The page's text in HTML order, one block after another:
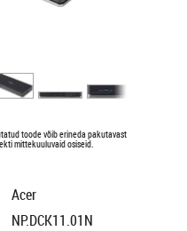
toode võib erineda pakutavast
mittekuuluvaid osiseid.
Acer
NP.DCK11.01N